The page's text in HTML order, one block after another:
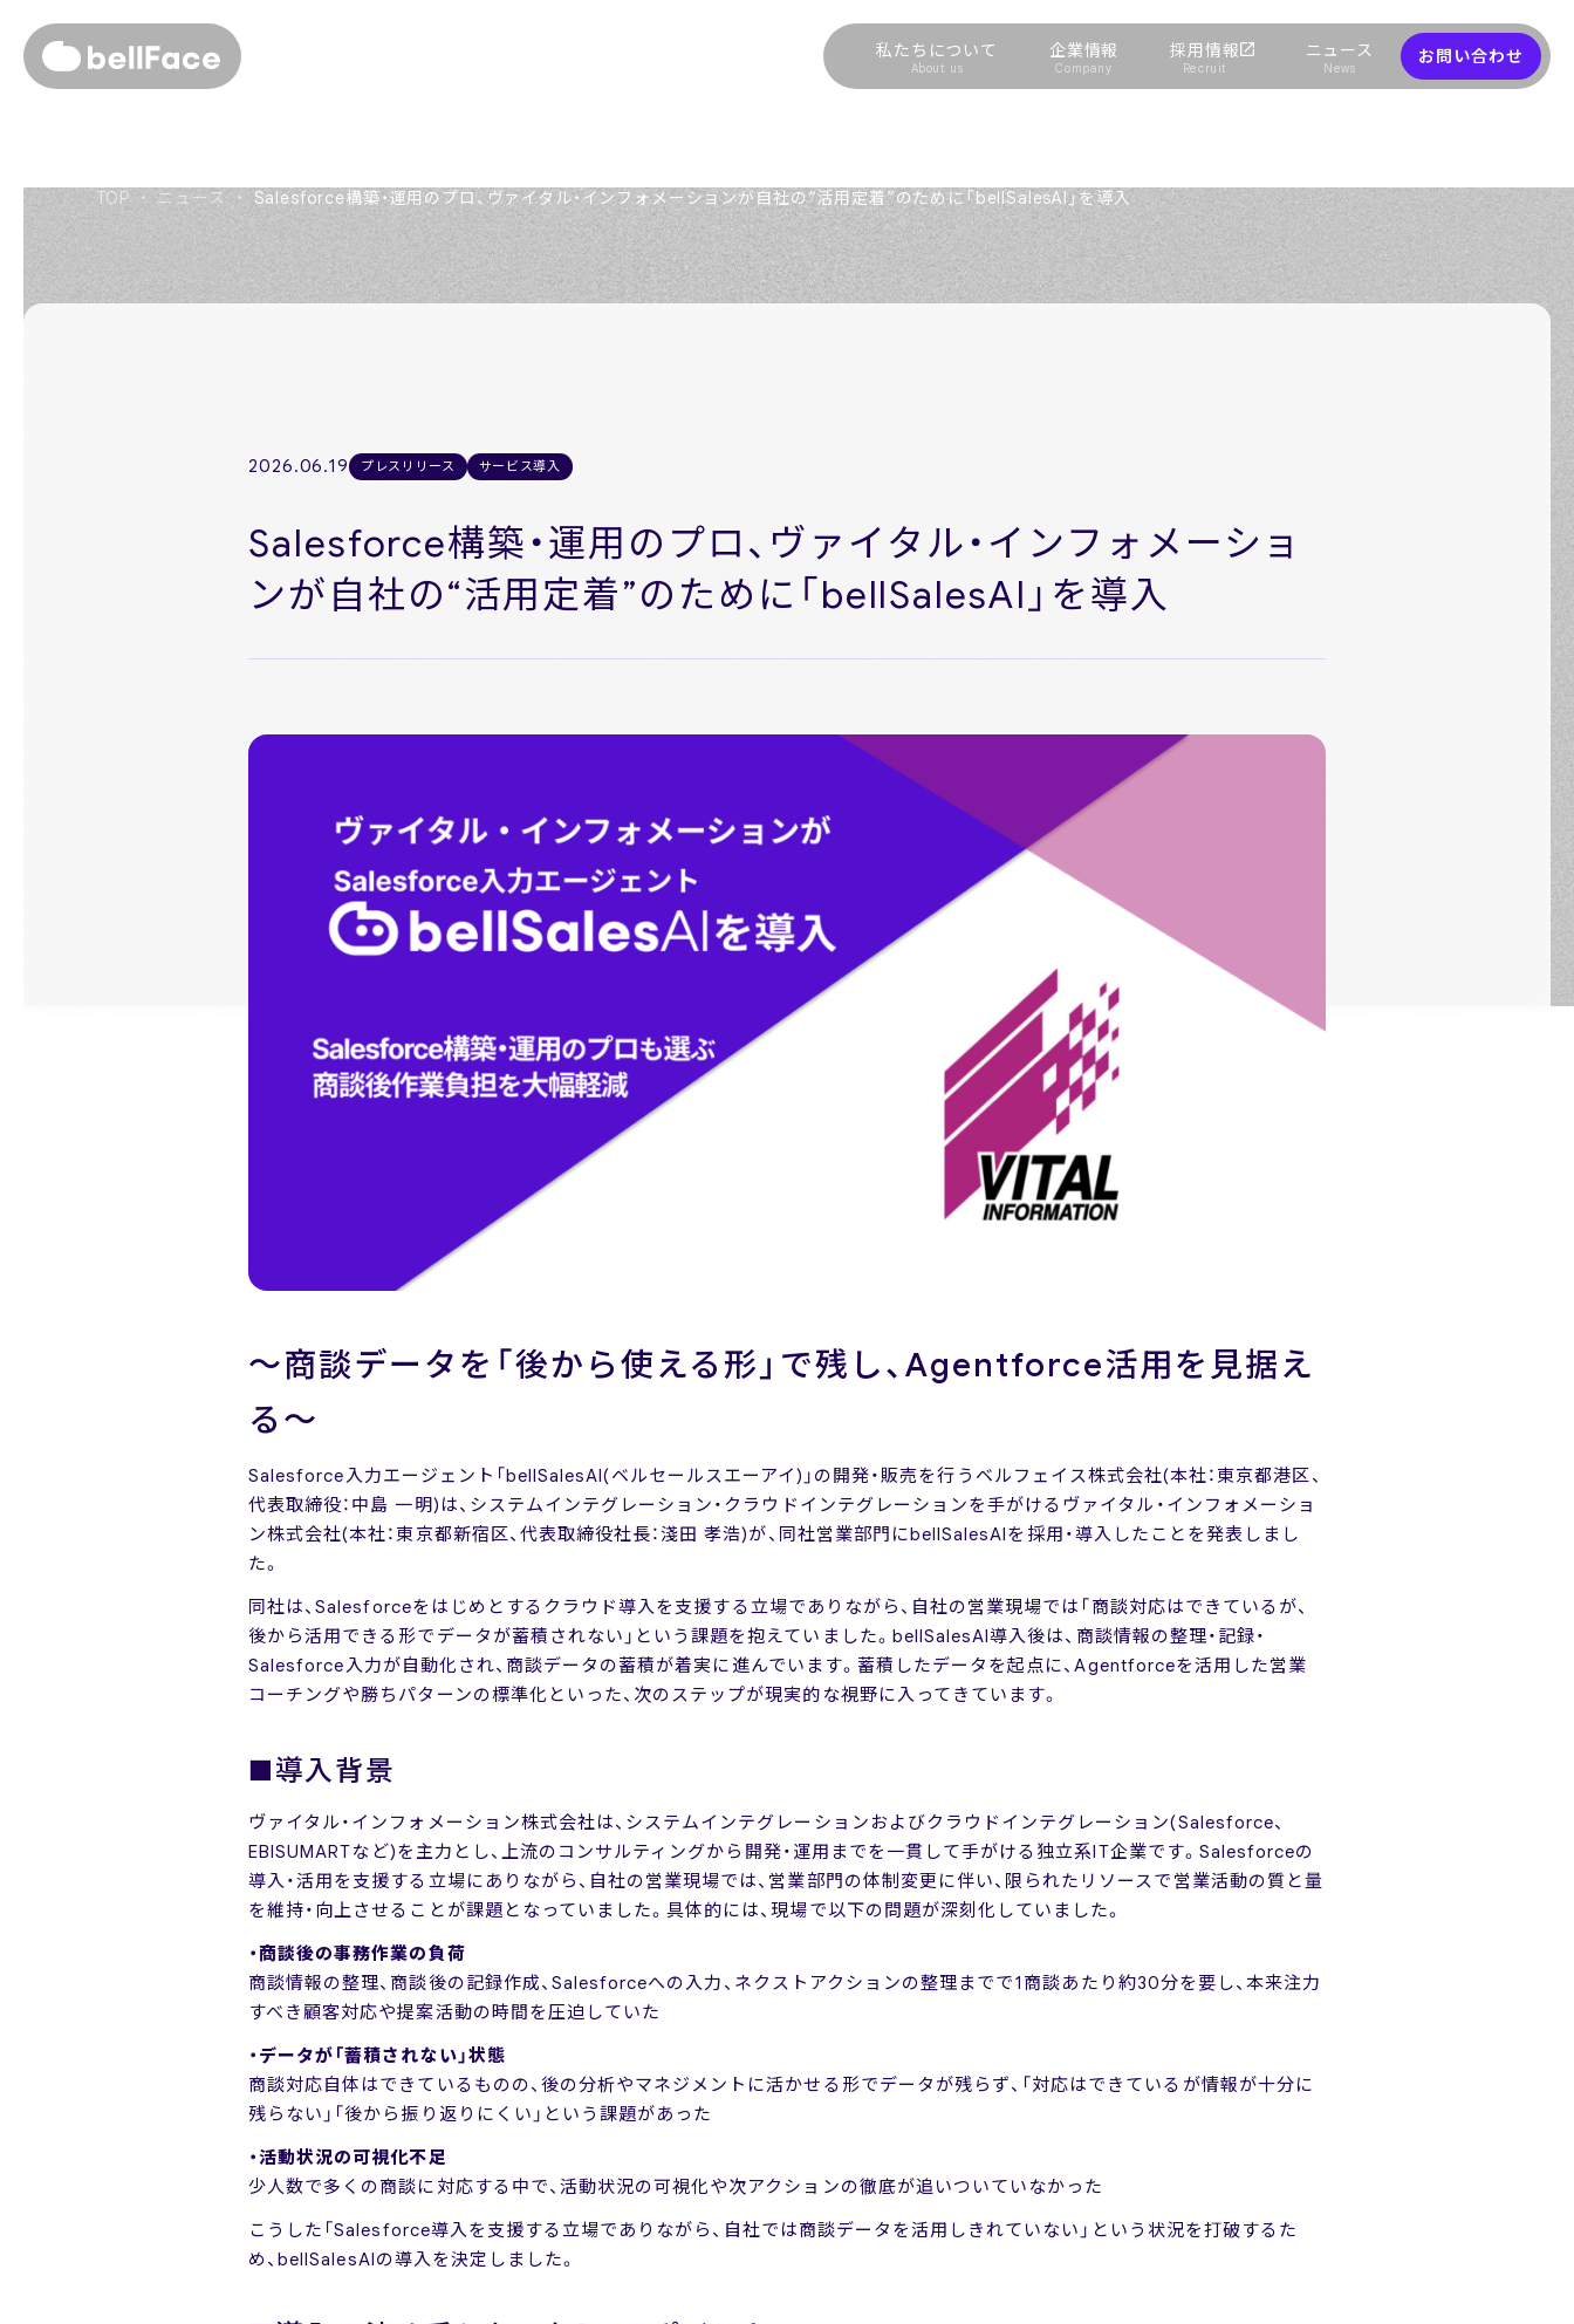
私たちについて
About us
企業情報
Company
採用情報
Recruit
ニュース
News
お問い合わせ
私たちについて
Members
役員紹介
TOP ・ ニュース ・ Salesforce構築・運用のプロ、ヴァイタル・インフォメーションが自社の“活用定着”のために「bellSalesAI」を導入
2026.06.19 プレスリリース サービス導入
Salesforce構築・運用のプロ、ヴァイタル・インフォメーショ
ンが自社の“活用定着”のために「bellSalesAI」を導入
～商談データを「後から使える形」で残し、Agentforce活用を見据え
る～
Salesforce入力エージェント「bellSalesAI(ベルセールスエーアイ)」の開発・販売を行うベルフェイス株式会社(本社：東京都港区、
代表取締役：中島 一明)は、システムインテグレーション・クラウドインテグレーションを手がけるヴァイタル・インフォメーショ
ン株式会社(本社：東京都新宿区、代表取締役社長：淺田 孝浩)が、同社営業部門にbellSalesAIを採用・導入したことを発表しまし
た。
同社は、Salesforceをはじめとするクラウド導入を支援する立場でありながら、自社の営業現場では「商談対応はできているが、
後から活用できる形でデータが蓄積されない」という課題を抱えていました。bellSalesAI導入後は、商談情報の整理・記録・
Salesforce入力が自動化され、商談データの蓄積が着実に進んでいます。蓄積したデータを起点に、Agentforceを活用した営業
コーチングや勝ちパターンの標準化といった、次のステップが現実的な視野に入ってきています。
■導入背景
ヴァイタル・インフォメーション株式会社は、システムインテグレーションおよびクラウドインテグレーション(Salesforce、
EBISUMARTなど)を主力とし、上流のコンサルティングから開発・運用までを一貫して手がける独立系IT企業です。Salesforceの
導入・活用を支援する立場にありながら、自社の営業現場では、営業部門の体制変更に伴い、限られたリソースで営業活動の質と量
を維持・向上させることが課題となっていました。具体的には、現場で以下の問題が深刻化していました。
・商談後の事務作業の負荷
商談情報の整理、商談後の記録作成、Salesforceへの入力、ネクストアクションの整理までで1商談あたり約30分を要し、本来注力
すべき顧客対応や提案活動の時間を圧迫していた
・データが「蓄積されない」状態
商談対応自体はできているものの、後の分析やマネジメントに活かせる形でデータが残らず、「対応はできているが情報が十分に
残らない」「後から振り返りにくい」という課題があった
・活動状況の可視化不足
少人数で多くの商談に対応する中で、活動状況の可視化や次アクションの徹底が追いついていなかった
こうした「Salesforce導入を支援する立場でありながら、自社では商談データを活用しきれていない」という状況を打破するた
め、bellSalesAIの導入を決定しました。